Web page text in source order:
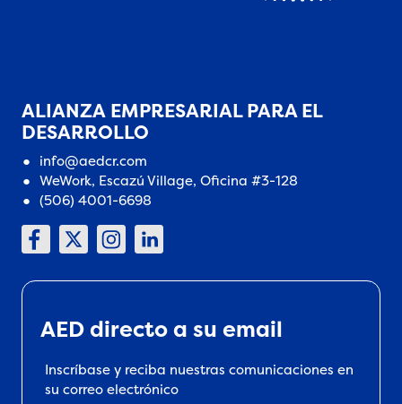
ALIANZA EMPRESARIAL PARA EL
DESARROLLO
info@aedcr.com
WeWork, Escazú Village, Oficina #3-128
(506) 4001-6698
AED directo a su email
Inscríbase y reciba nuestras comunicaciones en
su correo electrónico